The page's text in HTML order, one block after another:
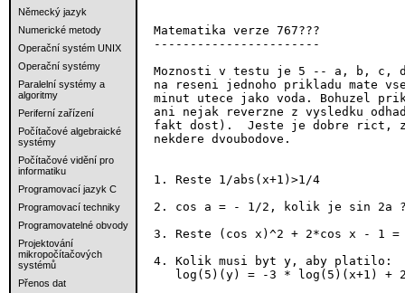
Německý jazyk
Numerické metody
Operační systém UNIX
Operační systémy
Paralelní systémy a
algoritmy
Periferní zařízení
Počítačové algebraické
systémy
Počítačové vidění pro
informatiku
Programovací jazyk C
Programovací techniky
Programovatelné obvody
Projektování
mikropočítačových
systémů
Přenos dat
Matematika verze 767???
-----------------------
Moznosti v testu je 5 -- a, b, c, d,
na reseni jednoho prikladu mate
minut utece jako voda. Bohuzel
ani nejak reverzne z vysledku
fakt dost).  Jeste je dobre rict, ze
nekdere dvoubodove.
1. Reste 1/abs(x+1)>1/4
2. cos a = - 1/2, kolik je sin 2a
3. Reste (cos x)^2 + 2*cos x - 1 =
4. Kolik musi byt y, aby platilo:
log(5)(y) = -3 * log(5)(x+1) +